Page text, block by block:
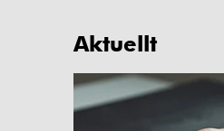
Aktuellt